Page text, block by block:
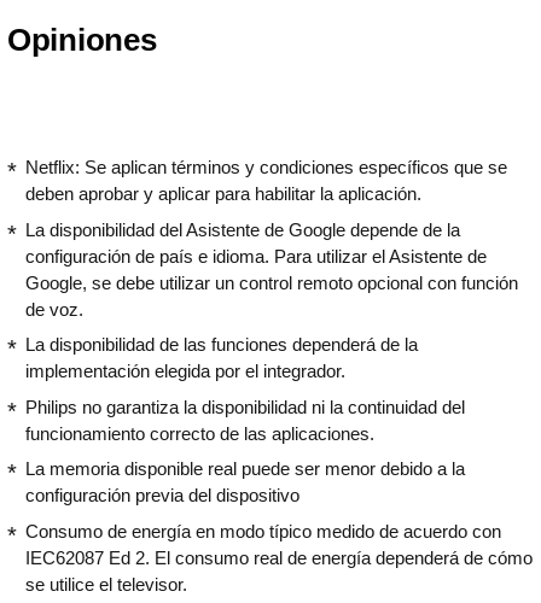
Opiniones
Netflix: Se aplican términos y condiciones específicos que se
deben aprobar y aplicar para habilitar la aplicación.
La disponibilidad del Asistente de Google depende de la
configuración de país e idioma. Para utilizar el Asistente de
Google, se debe utilizar un control remoto opcional con función
de voz.
La disponibilidad de las funciones dependerá de la
implementación elegida por el integrador.
Philips no garantiza la disponibilidad ni la continuidad del
funcionamiento correcto de las aplicaciones.
La memoria disponible real puede ser menor debido a la
configuración previa del dispositivo
Consumo de energía en modo típico medido de acuerdo con
IEC62087 Ed 2. El consumo real de energía dependerá de cómo
se utilice el televisor.